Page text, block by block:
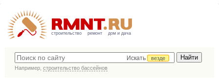
строительство ремонт дом и дача
Искать
везде
Например, строительство бассейнов